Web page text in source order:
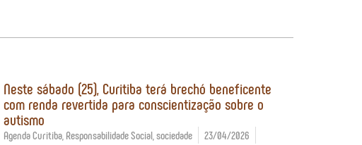
Neste sábado (25), Curitiba terá brechó beneficente
com renda revertida para conscientização sobre o
autismo
Agenda Curitiba, Responsabilidade Social, sociedade
23/04/2026